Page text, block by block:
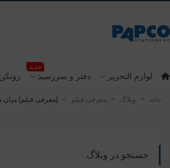
لوازم التحریر دفتر و سررسید
جدید
خانه > وبلاگ > معرفی فیلم > [معرفی فیلم] میان
جستجو در وبلاگ